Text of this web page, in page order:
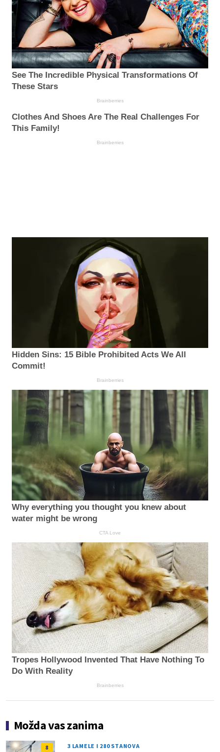
See The Incredible Physical Transformations Of
These Stars
Brainberries
Clothes And Shoes Are The Real Challenges For
This Family!
Brainberries
Hidden Sins: 15 Bible Prohibited Acts We All
Commit!
Brainberries
Why everything you thought you knew about
water might be wrong
CTA Love
Tropes Hollywood Invented That Have Nothing To
Do With Reality
Brainberries
Možda vas zanima
8 3 LAMELE I 280 STANOVA